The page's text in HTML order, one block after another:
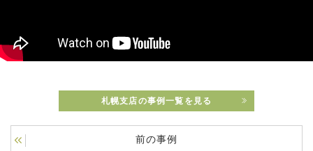
札幌支店の事例一覧を見る
前の事例